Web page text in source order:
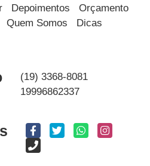
Depoimentos
Orçamento
Quem Somos
Dicas
(19) 3368-8081
19996862337